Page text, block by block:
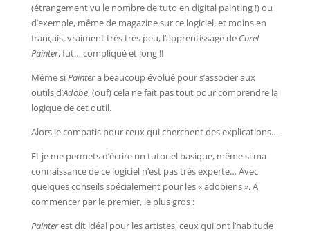
(étrangement vu le nombre de tuto en digital painting !) ou
d’exemple, même de magazine sur ce logiciel, et moins en
français, vraiment très très peu, l’apprentissage de Corel
Painter, fut… compliqué et long !!
Même siPaintera beaucoup évolué pour s’associer aux
outils d’Adobe, (ouf) cela ne fait pas tout pour comprendre la
logique de cet outil.
Alors je compatis pour ceux qui cherchent des explications…
Et je me permets d’écrire un tutoriel basique, même si ma
connaissance de ce logiciel n’est pas très experte… Avec
quelques conseils spécialement pour les « adobiens ». A
commencer par le premier, le plus gros :
Painterest dit idéal pour les artistes, ceux qui ont l’habitude